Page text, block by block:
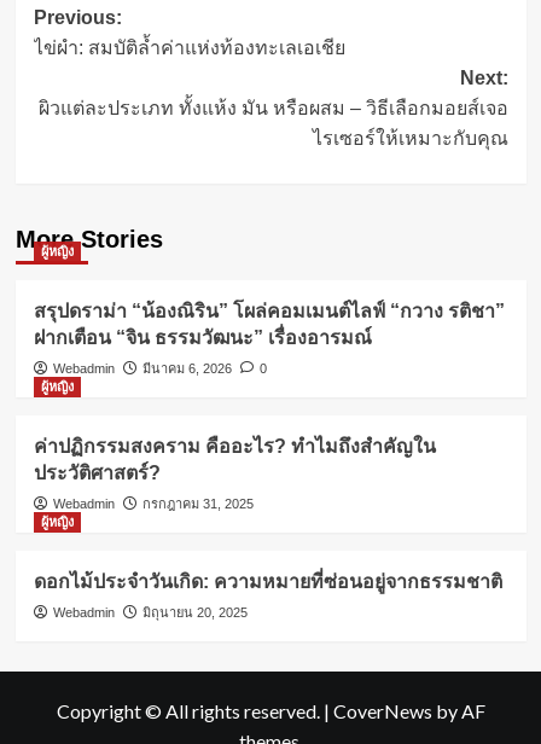
Post
navigation
Previous:
ไข่ผำ: สมบัติล้ำค่าแห่งท้องทะเลเอเชีย
Next:
ผิวแต่ละประเภท ทั้งแห้ง มัน หรือผสม – วิธีเลือกมอยส์เจอ
ไรเซอร์ให้เหมาะกับคุณ
More Stories
ผู้หญิง
สรุปดราม่า “น้องณิริน” โผล่คอมเมนต์ไลฟ์ “กวาง รติชา”
ฝากเตือน “จิน ธรรมวัฒนะ” เรื่องอารมณ์
Webadmin มีนาคม 6, 2026
0
ผู้หญิง
ค่าปฏิกรรมสงคราม คืออะไร? ทำไมถึงสำคัญใน
ประวัติศาสตร์?
Webadmin
กรกฎาคม 31, 2025
ผู้หญิง
ดอกไม้ประจำวันเกิด: ความหมายที่ซ่อนอยู่จากธรรมชาติ
Webadmin มิถุนายน 20, 2025
Copyright © All rights reserved. | CoverNews by AF